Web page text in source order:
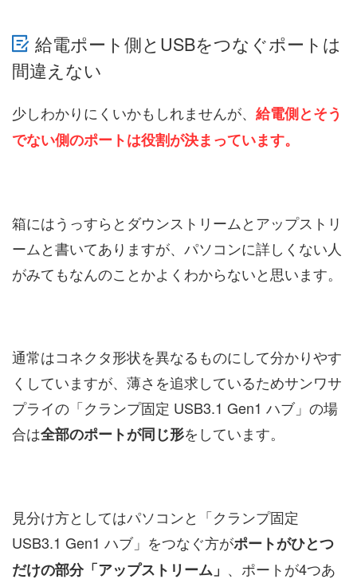
給電ポート側とUSBをつなぐポートは
間違えない
少しわかりにくいかもしれませんが、 給電側とそう
でない側のポートは役割が決まっています。
箱にはうっすらとダウンストリームとアップストリ
ームと書いてありますが、パソコンに詳しくない人
がみてもなんのことかよくわからないと思います。
通常はコネクタ形状を異なるものにして分かりやす
くしていますが、薄さを追求しているためサンワサ
プライの「クランプ固定 USB3.1 Gen1 ハブ」の場
合は全部のポートが同じ形をしています。
見分け方としてはパソコンと「クランプ固定
USB3.1 Gen1 ハブ」をつなぐ方がポートがひとつ
だけの部分「アップストリーム」 、ポートが4つあ